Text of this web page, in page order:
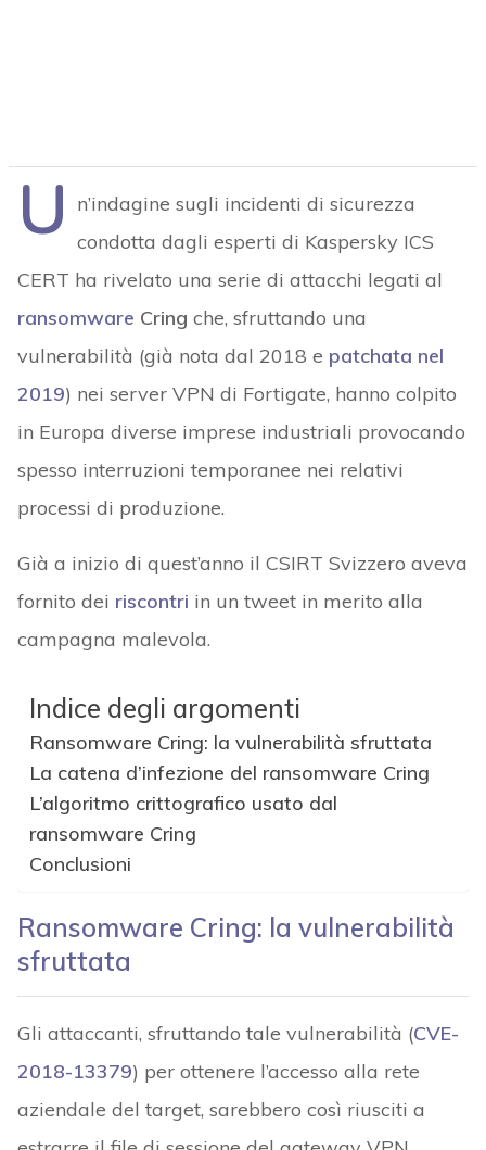
U
n’indagine sugli incidenti di sicurezza
condotta dagli esperti di Kaspersky ICS
CERT ha rivelato una serie di attacchi legati al
ransomware Cring che, sfruttando una
vulnerabilità (già nota dal 2018 e patchata nel
2019) nei server VPN di Fortigate, hanno colpito
in Europa diverse imprese industriali provocando
spesso interruzioni temporanee nei relativi
processi di produzione.
Già a inizio di quest’anno il CSIRT Svizzero aveva
fornito dei riscontri in un tweet in merito alla
campagna malevola.
Indice degli argomenti
Ransomware Cring: la vulnerabilità sfruttata
La catena d’infezione del ransomware Cring
L’algoritmo crittografico usato dal
ransomware Cring
Conclusioni
Ransomware Cring: la vulnerabilità
sfruttata
Gli attaccanti, sfruttando tale vulnerabilità (CVE-
2018-13379) per ottenere l’accesso alla rete
aziendale del target, sarebbero così riusciti a